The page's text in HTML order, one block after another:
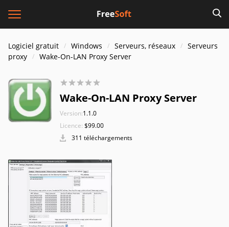
Logiciel gratuit Windows Serveurs, réseaux
Serveurs
proxy
Wake-On-LAN Proxy Server
Wake-On-LAN Proxy Server
Version:1.1.0
Licence: $99.00
311 téléchargements